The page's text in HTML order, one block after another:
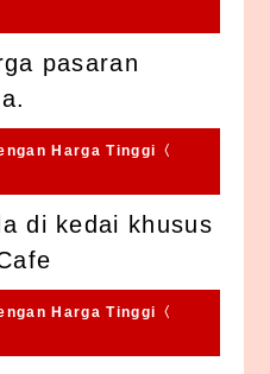
pasaran
Harga Tinggi〈
di kedai khusus
Harga Tinggi〈